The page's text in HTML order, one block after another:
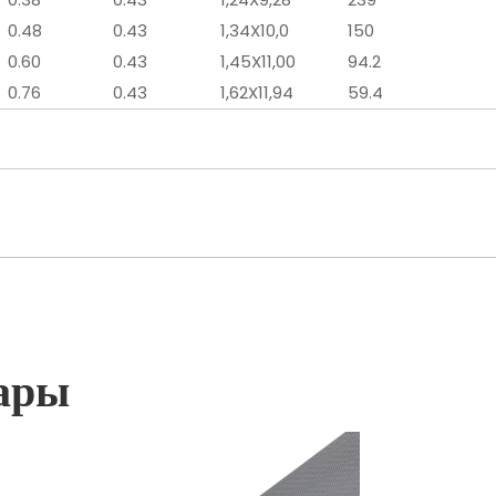
0.48
0.43 1,34X10,0
150
0.60
0.43 1,45X11,00
94.2
0.76
0.43 1,62X11,94 59.4